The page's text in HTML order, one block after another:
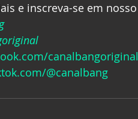
e inscreva-se em nosso
canalbangoriginal
@canalbang